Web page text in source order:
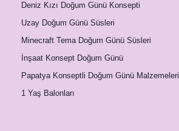
Deniz Kızı Doğum Günü Konsepti
Uzay Doğum Günü Süsleri
Minecraft Tema Doğum Günü Süsleri
İnşaat Konsept Doğum Günü
Papatya Konseptli Doğum Günü Malzemeleri
1 Yaş Balonları